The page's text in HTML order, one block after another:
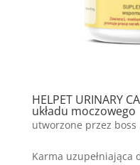
HELPET URINARY
układu moczowego
utworzone przez boss
Karma uzupełniająca